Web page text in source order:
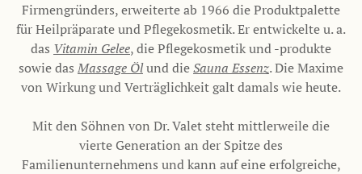
Firmengründers, erweiterte ab 1966 die Produktpalette
für Heilpräparate und Pflegekosmetik. Er entwickelte u. a.
das Vitamin Gelee, die Pflegekosmetik und -produkte
sowie das Massage Ölund dieSauna Essenz. Die Maxime
von Wirkung und Verträglichkeit galt damals wie heute.
Mit den Söhnen von Dr. Valet steht mittlerweile die
vierte Generation an der Spitze des
Familienunternehmens und kann auf eine erfolgreiche,